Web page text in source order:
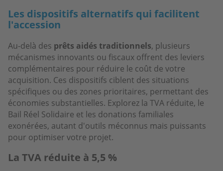
Les dispositifs alternatifs qui facilitent
l'accession
Au-delà des prêts aidés traditionnels, plusieurs
mécanismes innovants ou fiscaux offrent des leviers
complémentaires pour réduire le coût de votre
acquisition. Ces dispositifs ciblent des situations
spécifiques ou des zones prioritaires, permettant des
économies substantielles. Explorez la TVA réduite, le
Bail Réel Solidaire et les donations familiales
exonérées, autant d'outils méconnus mais puissants
pour optimiser votre projet.
La TVA réduite à 5,5 %